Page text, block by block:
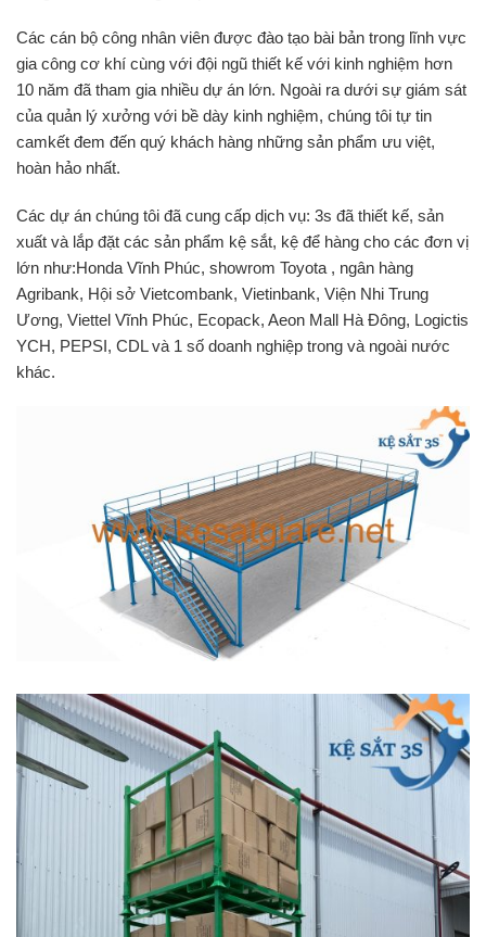
Các cán bộ công nhân viên được đào tạo bài bản trong lĩnh vực
gia công cơ khí cùng với đội ngũ thiết kế với kinh nghiệm hơn
10 năm đã tham gia nhiều dự án lớn. Ngoài ra dưới sự giám sát
của quản lý xưởng với bề dày kinh nghiệm, chúng tôi tự tin
camkết đem đến quý khách hàng những sản phẩm ưu việt,
hoàn hảo nhất.
Các dự án chúng tôi đã cung cấp dịch vụ: 3s đã thiết kế, sản
xuất và lắp đặt các sản phẩm kệ sắt, kệ để hàng cho các đơn vị
lớn như:Honda Vĩnh Phúc, showrom Toyota , ngân hàng
Agribank, Hội sở Vietcombank, Vietinbank, Viện Nhi Trung
Ương, Viettel Vĩnh Phúc, Ecopack, Aeon Mall Hà Đông, Logictis
YCH, PEPSI, CDL và 1 số doanh nghiệp trong và ngoài nước
khác.